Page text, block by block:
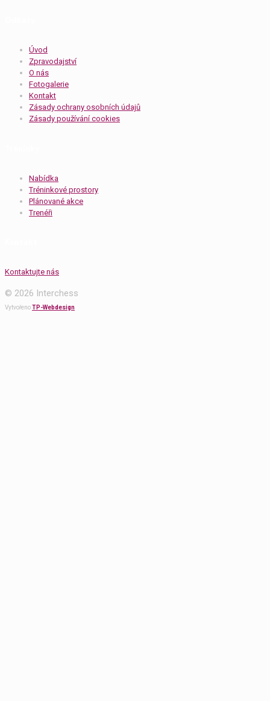
Úvod
Zpravodajství
O nás
Fotogalerie
Kontakt
Zásady ochrany osobních údajů
Zásady používání cookies
Nabídka
Tréninkové prostory
Plánované akce
Trenéři
Kontaktujte nás
© 2026 Interchess
VytvořenoTP-Webdesign